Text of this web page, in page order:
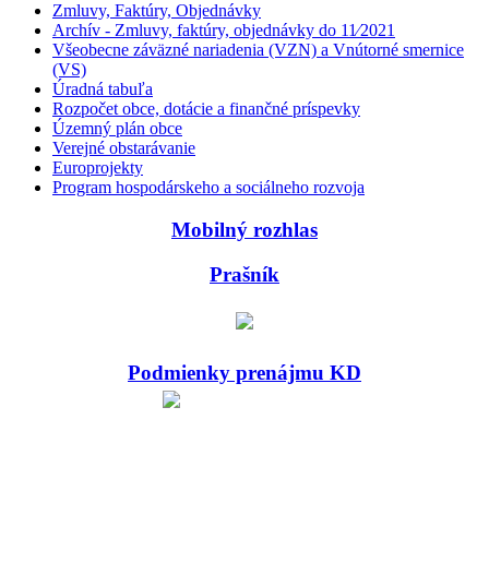
Zmluvy, Faktúry, Objednávky
Archív - Zmluvy, faktúry, objednávky do 11⁄2021
Všeobecne záväzné nariadenia (VZN) a Vnútorné smernice
(VS)
Úradná tabuľa
Rozpočet obce, dotácie a finančné príspevky
Územný plán obce
Verejné obstarávanie
Europrojekty
Program hospodárskeho a sociálneho rozvoja
Mobilný rozhlas
Prašník
Podmienky prenájmu KD